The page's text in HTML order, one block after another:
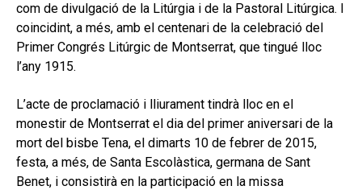
com de divulgació de la Litúrgia i de la Pastoral Litúrgica. I
coincidint, a més, amb el centenari de la celebració del
Primer Congrés Litúrgic de Montserrat, que tingué lloc
l’any 1915.
L’acte de proclamació i lliurament tindrà lloc en el
monestir de Montserrat el dia del primer aniversari de la
mort del bisbe Tena, el dimarts 10 de febrer de 2015,
festa, a més, de Santa Escolàstica, germana de Sant
Benet, i consistirà en la participació en la missa